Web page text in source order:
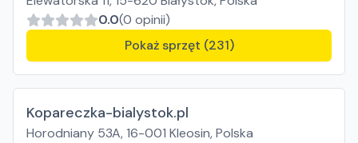
0.0(0 opinii)
Pokaż sprzęt (231)
Kopareczka-bialystok.pl
Horodniany 53A, 16-001 Kleosin, Polska